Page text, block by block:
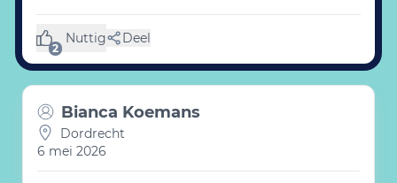
2
Nuttig
(2 likes) Deel
Bianca Koemans
Dordrecht
6 mei 2026